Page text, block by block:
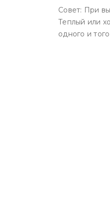
Совет: При
Теплый или
одного и